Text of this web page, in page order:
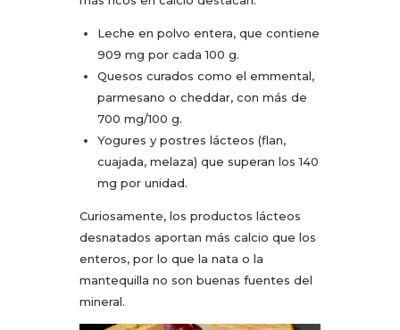
Leche en polvo entera, que contiene
909 mg por cada 100 g.
Quesos curados como el emmental,
parmesano o cheddar, con más de
700 mg/100 g.
Yogures y postres lácteos (flan,
cuajada, melaza) que superan los 140
mg por unidad.
Curiosamente, los productos lácteos
desnatados aportan más calcio que los
enteros, por lo que la nata o la
mantequilla no son buenas fuentes del
mineral.